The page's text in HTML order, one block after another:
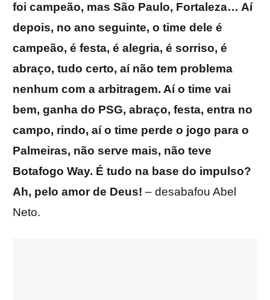
foi campeão, mas São Paulo, Fortaleza… Aí
depois, no ano seguinte, o time dele é
campeão, é festa, é alegria, é sorriso, é
abraço, tudo certo, aí não tem problema
nenhum com a arbitragem. Aí o time vai
bem, ganha do PSG, abraço, festa, entra no
campo, rindo, aí o time perde o jogo para o
Palmeiras, não serve mais, não teve
Botafogo Way. É tudo na base do impulso?
Ah, pelo amor de Deus! – desabafou Abel
Neto.